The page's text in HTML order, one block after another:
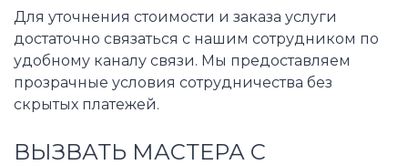
Для уточнения стоимости и заказа услуги
достаточно связаться с нашим сотрудником по
удобному каналу связи. Мы предоставляем
прозрачные условия сотрудничества без
скрытых платежей.
ВЫЗВАТЬ МАСТЕРА С